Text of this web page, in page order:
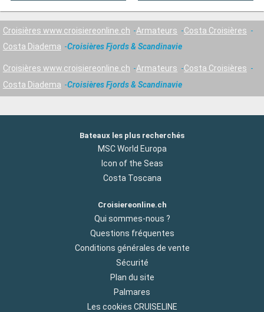
Croisières www.croisiereonline.ch Armateurs
Costa Croisières
Costa Diadema
Croisières Fjords & Scandinavie
Croisières www.croisiereonline.ch Armateurs
Costa Croisières
Costa Diadema
Croisières Fjords & Scandinavie
Bateaux les plus recherchés
MSC World Europa
Icon of the Seas
Costa Toscana
Croisiereonline.ch
Qui sommes-nous ?
Questions fréquentes
Conditions générales de vente
Sécurité
Plan du site
Palmares
Les cookies CRUISELINE